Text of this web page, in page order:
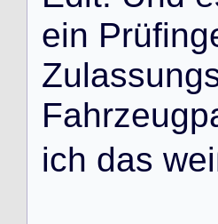
ein Prüfing
Zulassung
Fahrzeugp
ich das wei